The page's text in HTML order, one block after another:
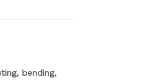
bending,